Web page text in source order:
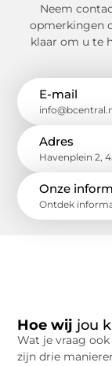
Neem
opmerkingen
klaar om u te
E-mail
Adres
Havenplein 2,
Onze
Ontdek
Hoe wij jou
Wat je vraag
zijn drie